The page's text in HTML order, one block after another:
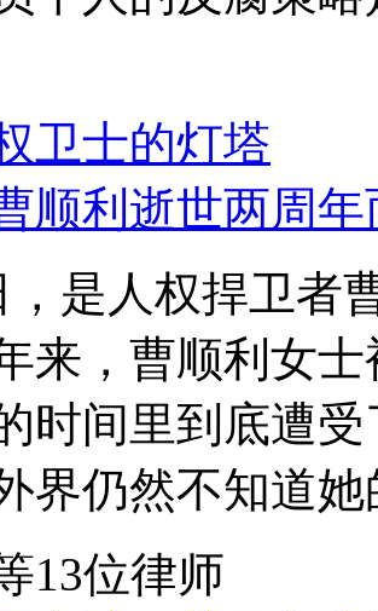
卫士的灯塔
利逝世两周年
，是人权捍卫者
来，曹顺利女
时间里到底遭
界仍然不知道
13位律师